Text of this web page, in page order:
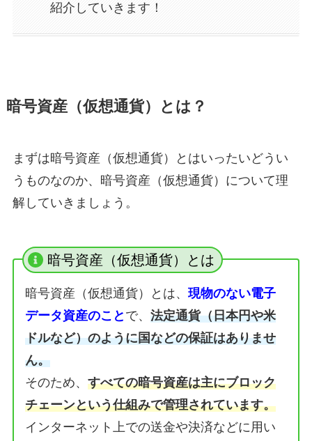
紹介していきます！
暗号資産（仮想通貨）とは？
まずは暗号資産（仮想通貨）とはいったいどうい
うものなのか、暗号資産（仮想通貨）について理
解していきましょう。
暗号資産（仮想通貨）とは
暗号資産（仮想通貨）とは、 現物のない電子
データ資産のこと で、 法定通貨（日本円や米
ドルなど）のように国などの保証はありませ
ん。
そのため、 すべての暗号資産は主にブロック
チェーンという仕組みで管理されています。
インターネット上での送金や決済などに用い